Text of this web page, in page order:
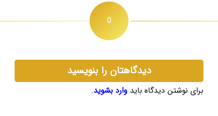
0
دیدگاهتان را بنویسید
برای نوشتن دیدگاه باید وارد بشوید.